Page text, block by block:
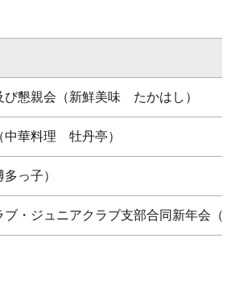
び懇親会（新鮮美味 たかはし）
中華料理 牡丹亭）
っ子）
ブ・ジュニアクラブ支部合同新年会（